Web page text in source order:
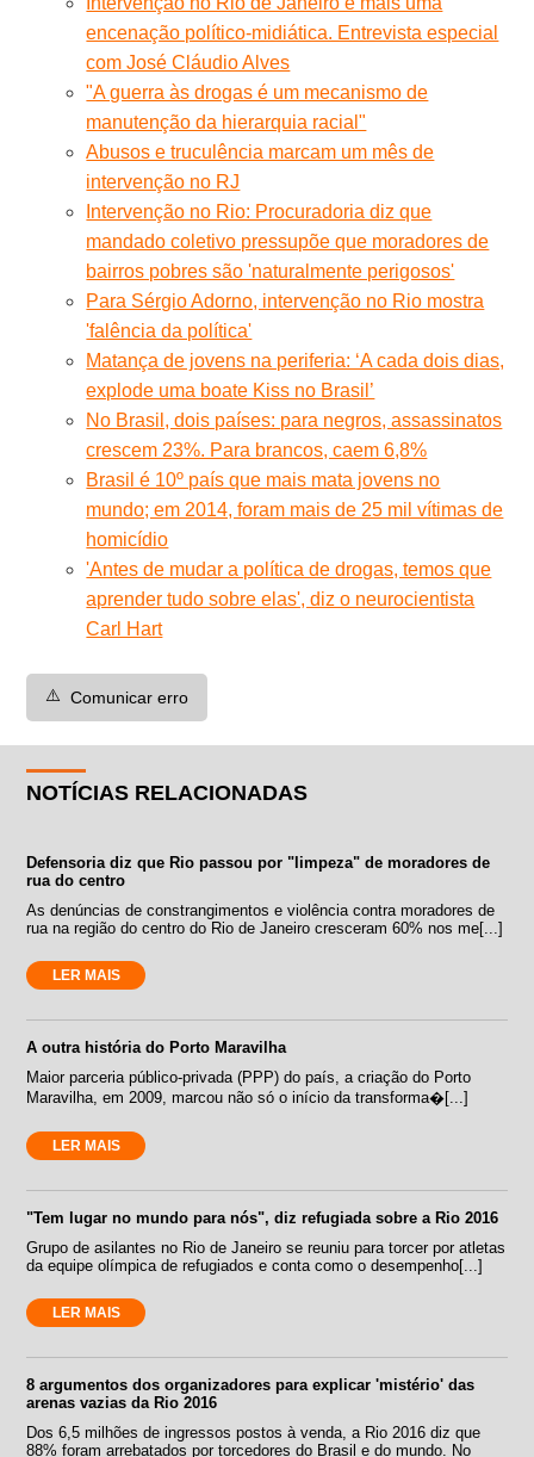
encenação político-midiática. Entrevista especial
com José Cláudio Alves
"A guerra às drogas é um mecanismo de
manutenção da hierarquia racial"
Abusos e truculência marcam um mês de
intervenção no RJ
Intervenção no Rio: Procuradoria diz que
mandado coletivo pressupõe que moradores de
bairros pobres são 'naturalmente perigosos'
Para Sérgio Adorno, intervenção no Rio mostra
'falência da política'
Matança de jovens na periferia: ‘A cada dois dias,
explode uma boate Kiss no Brasil’
No Brasil, dois países: para negros, assassinatos
crescem 23%. Para brancos, caem 6,8%
Brasil é 10º país que mais mata jovens no
mundo; em 2014, foram mais de 25 mil vítimas de
homicídio
'Antes de mudar a política de drogas, temos que
aprender tudo sobre elas', diz o neurocientista
Carl Hart
⚠️ Comunicar erro
NOTÍCIAS RELACIONADAS
Defensoria diz que Rio passou por "limpeza" de moradores de
rua do centro
As denúncias de constrangimentos e violência contra moradores de
rua na região do centro do Rio de Janeiro cresceram 60% nos me[...]
LER MAIS
A outra história do Porto Maravilha
Maior parceria público-privada (PPP) do país, a criação do Porto
Maravilha, em 2009, marcou não só o início da transforma�[...]
LER MAIS
"Tem lugar no mundo para nós", diz refugiada sobre a Rio 2016
Grupo de asilantes no Rio de Janeiro se reuniu para torcer por atletas
da equipe olímpica de refugiados e conta como o desempenho[...]
LER MAIS
8 argumentos dos organizadores para explicar 'mistério' das
arenas vazias da Rio 2016
Dos 6,5 milhões de ingressos postos à venda, a Rio 2016 diz que
88% foram arrebatados por torcedores do Brasil e do mundo. No